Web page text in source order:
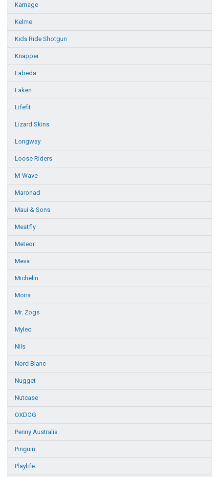
Karnage
Kelme
Kids Ride Shotgun
Knapper
Labeda
Laken
Lifefit
Lizard Skins
Longway
Loose Riders
M-Wave
Maronad
Maui & Sons
Meatfly
Meteor
Meva
Michelin
Moira
Mr. Zogs
Mylec
Nils
Nord Blanc
Nugget
Nutcase
OXDOG
Penny Australia
Pinguin
Playlife